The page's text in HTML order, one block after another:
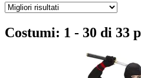
Costumi: 1 - 30 di 33